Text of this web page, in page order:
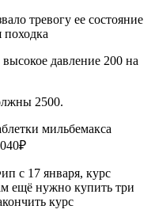
тревогу ее состояние
походка
давление 200 на
2500.
мильбемакса
с 17 января, курс
ещё нужно купить три
курс